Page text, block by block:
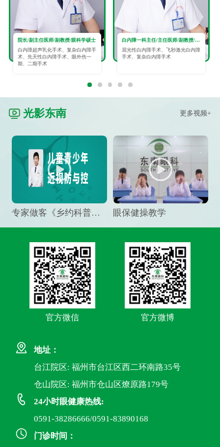
院长/副主任医师/副教授/眼科学硕士
白内障超声乳化手术、复杂白内障手
术、先天性白内障手术、眼外伤一
期、二期手术
白内障一科主任/主任医师/副教授/眼科学硕士
屈光性白内障手术、飞秒激光白内障
手术、复杂白内障手术
光影东南 更多视频+
专家做客《乡约科普》栏目，预防孩子近视竟然这么“简单” 眼保健操教学
官方微信 官方微博
地址：
台江院区: 福州市台江区西二环南路35号
仓山院区: 福州市仓山区燎原路179号
24小时眼健康热线:
0591-38286666/0591-83890168
门诊时间：